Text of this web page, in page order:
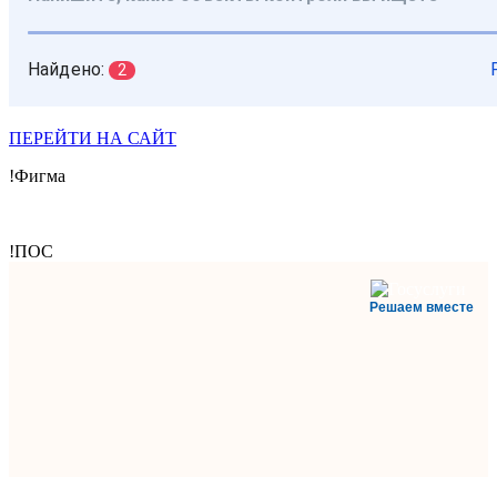
ПЕРЕЙТИ НА САЙТ
!Фигма
!ПОС
Решаем вместе